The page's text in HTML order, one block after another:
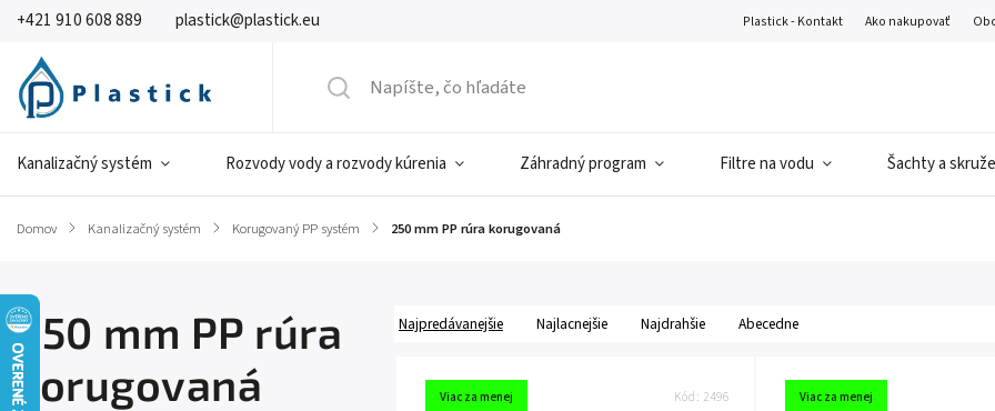
+421 910 608 889 plastick@plastick.eu Plastick - Kontakt Ako nakupovať
Kanalizačný systém Rozvody vody a rozvody kúrenia Záhradný program Filtre na vodu Šachty a skruže
Domov / Kanalizačný systém / Korugovaný PP systém / 250 mm PP rúra korugovaná
250 mm PP rúra
korugovaná
Najpredávanejšie Najlacnejšie Najdrahšie Abecedne
Viac za menej Kód: 2496 Viac za menej